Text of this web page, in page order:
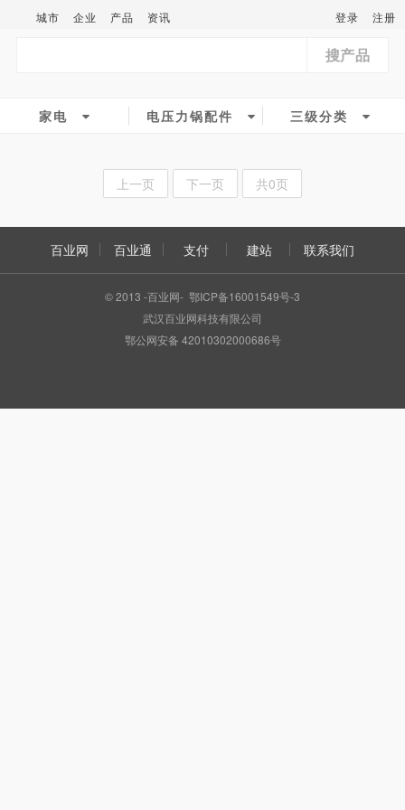
城市 企业 产品 资讯 登录 注册
搜产品
家电 电压力锅配件 三级分类
上一页 下一页 共0页
百业网 百业通 支付 建站 联系我们
© 2013 -百业网- 鄂ICP备16001549号-3
武汉百业网科技有限公司
鄂公网安备 42010302000686号